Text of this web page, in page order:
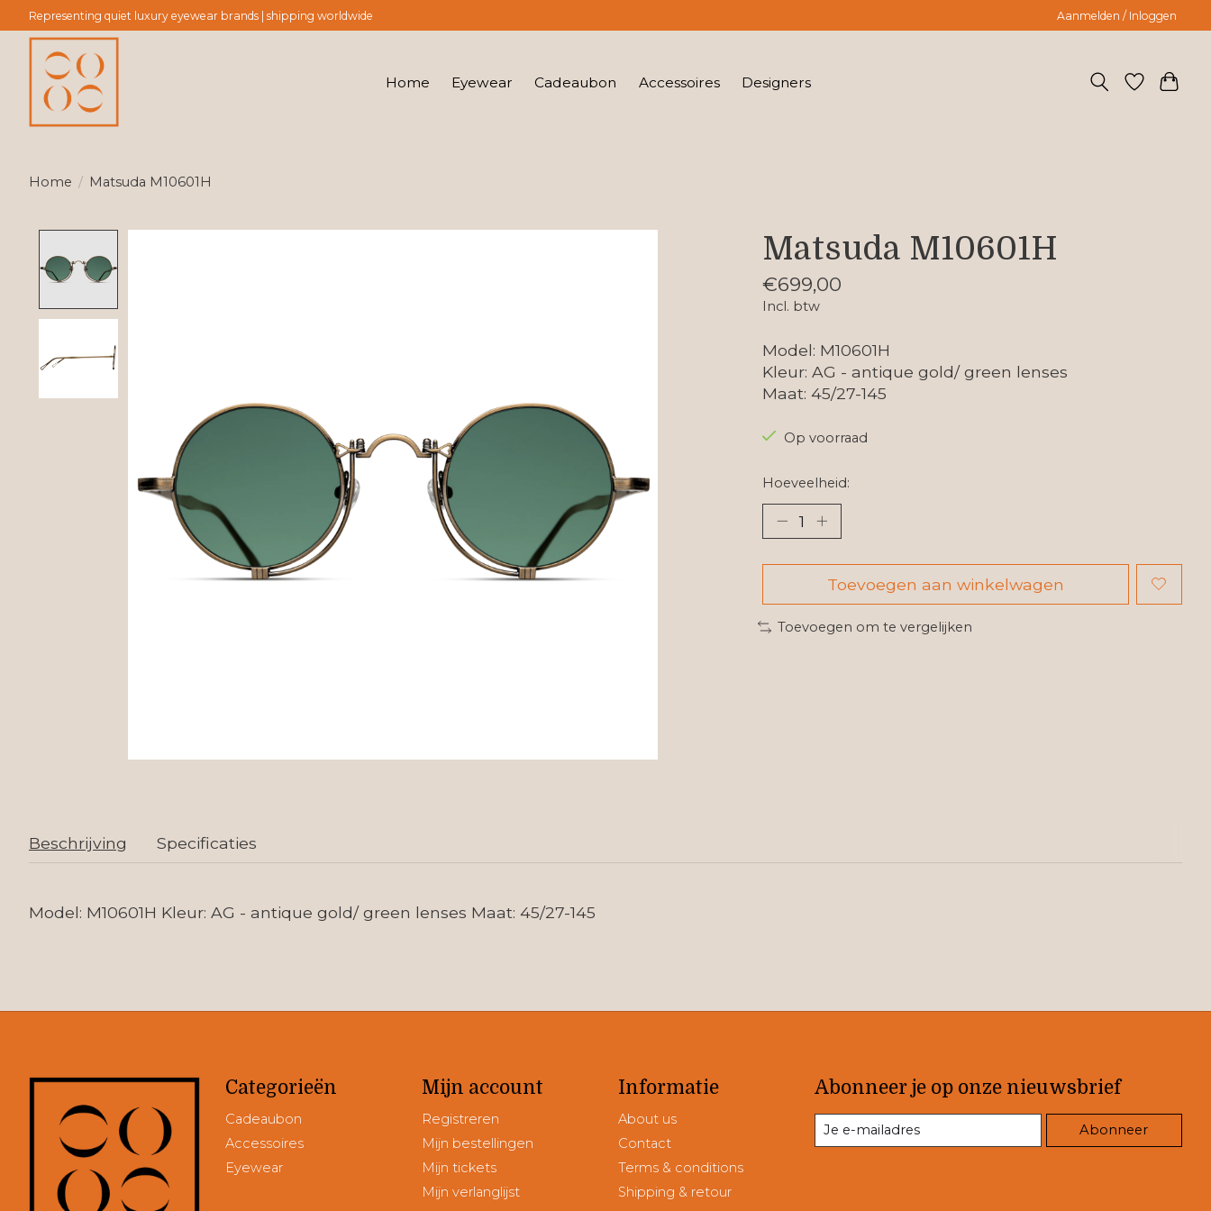
Representing quiet luxury eyewear brands | shipping worldwide Aanmelden / Inloggen
Home Eyewear Cadeaubon Accessoires Designers
Home / Matsuda M10601H
Matsuda M10601H
€699,00
Incl. btw
Model: M10601H
Kleur: AG - antique gold/ green lenses
Maat: 45/27-145
Op voorraad
Hoeveelheid:
Toevoegen aan winkelwagen
Toevoegen om te vergelijken
Beschrijving Specificaties
Model: M10601H Kleur: AG - antique gold/ green lenses Maat: 45/27-145
Categorieën
Cadeaubon
Accessoires
Eyewear
Mijn account
Registreren
Mijn bestellingen
Mijn tickets
Mijn verlanglijst
Informatie
About us
Contact
Terms & conditions
Shipping & retour
Abonneer je op onze nieuwsbrief
Abonneer